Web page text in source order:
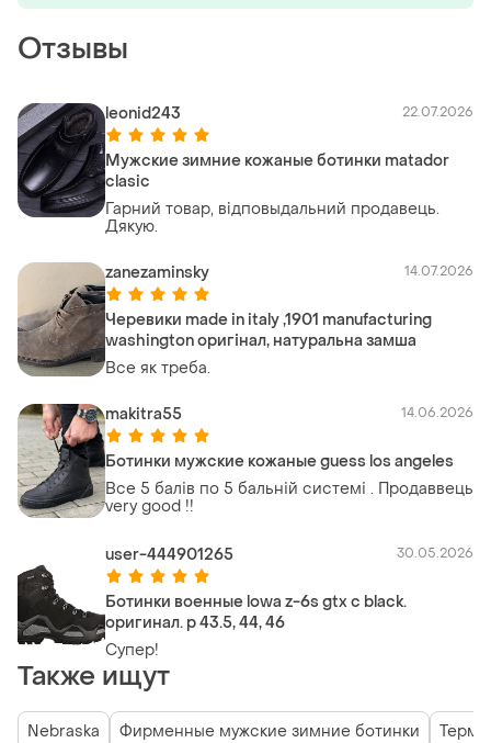
Отзывы
leonid243 22.07.2026
Мужские зимние кожаные ботинки matador
clasic
Гарний товар, вiдповыдальний продавець.
Дякую.
zanezaminsky 14.07.2026
Черевики made in italy ,1901 manufacturing
washington оригінал, натуральна замша
Все як треба.
makitra55 14.06.2026
Ботинки мужские кожаные guess los angeles
Все 5 балів по 5 бальній системі . Продаввець
very good !!
user-444901265 30.05.2026
Ботинки военные lowa z-6s gtx c black.
оригинал. р 43.5, 44, 46
Супер!
Также ищут
Nebraska Фирменные мужские зимние ботинки Термо